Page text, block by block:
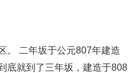
。 二年坂于公元807年建造
底就到了三年坂，建造于808